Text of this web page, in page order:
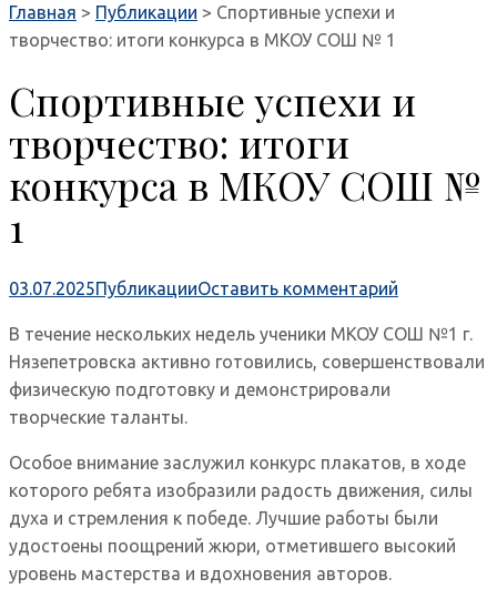
Главная > Публикации > Спортивные успехи и
творчество: итоги конкурса в МКОУ СОШ № 1
Спортивные успехи и
творчество: итоги
конкурса в МКОУ СОШ №
1
03.07.2025ПубликацииОставить комментарий
В течение нескольких недель ученики МКОУ СОШ №1 г.
Нязепетровска активно готовились, совершенствовали
физическую подготовку и демонстрировали
творческие таланты.
Особое внимание заслужил конкурс плакатов, в ходе
которого ребята изобразили радость движения, силы
духа и стремления к победе. Лучшие работы были
удостоены поощрений жюри, отметившего высокий
уровень мастерства и вдохновения авторов.